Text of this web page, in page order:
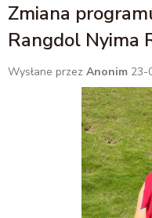
Zmiana
Rangdol Nyima
Wysłane przez Anonim 23-